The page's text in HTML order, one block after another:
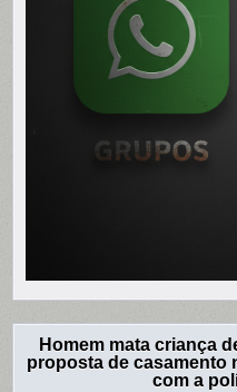
Homem mata criança
proposta de casamento
com a